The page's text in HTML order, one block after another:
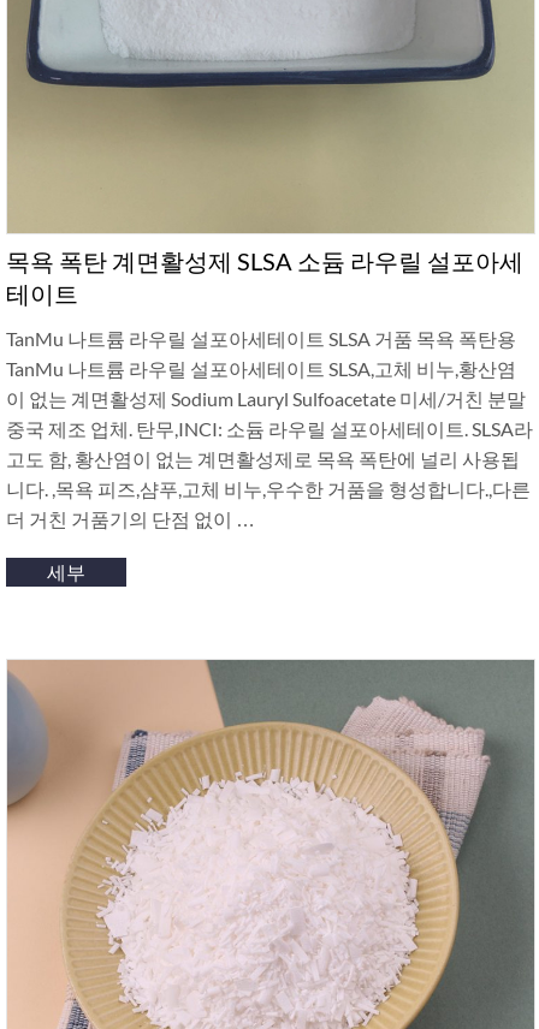
목욕 폭탄 계면활성제 SLSA 소듐 라우릴 설포아세
테이트
TanMu 나트륨 라우릴 설포아세테이트 SLSA 거품 목욕 폭탄용
TanMu 나트륨 라우릴 설포아세테이트 SLSA,고체 비누,황산염
이 없는 계면활성제 Sodium Lauryl Sulfoacetate 미세/거친 분말
중국 제조 업체. 탄무,INCI: 소듐 라우릴 설포아세테이트. SLSA라
고도 함, 황산염이 없는 계면활성제로 목욕 폭탄에 널리 사용됩
니다. ,목욕 피즈,샴푸,고체 비누,우수한 거품을 형성합니다.,다른
더 거친 거품기의 단점 없이 …
세부